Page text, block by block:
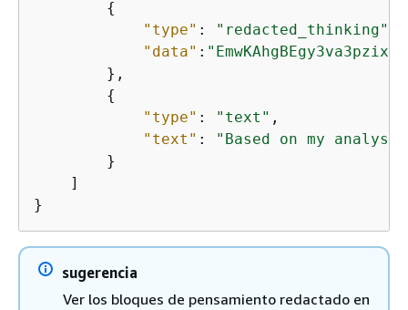
{
"type" : "redacted_thinking"
"data" :
        },
{
"type" : "text" ,
"text" :
"Based on my
        }
    ]
}
sugerencia
Ver los bloques de pensamiento redactado en